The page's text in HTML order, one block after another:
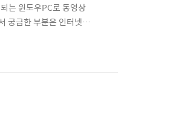
는 윈도우PC로 동영상
궁금한 부분은 인터넷을
고 천천히 큰 목소리로